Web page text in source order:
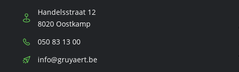
Handelsstraat 12
8020 Oostkamp
Téléphone:
050 83 13 00
E-
info@gruyaert.be